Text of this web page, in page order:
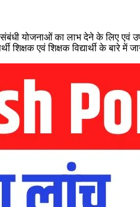
संबंधी योजनाओं का लाभ देने के
शिक्षक एवं शिक्षक विद्यार्थी के बारे